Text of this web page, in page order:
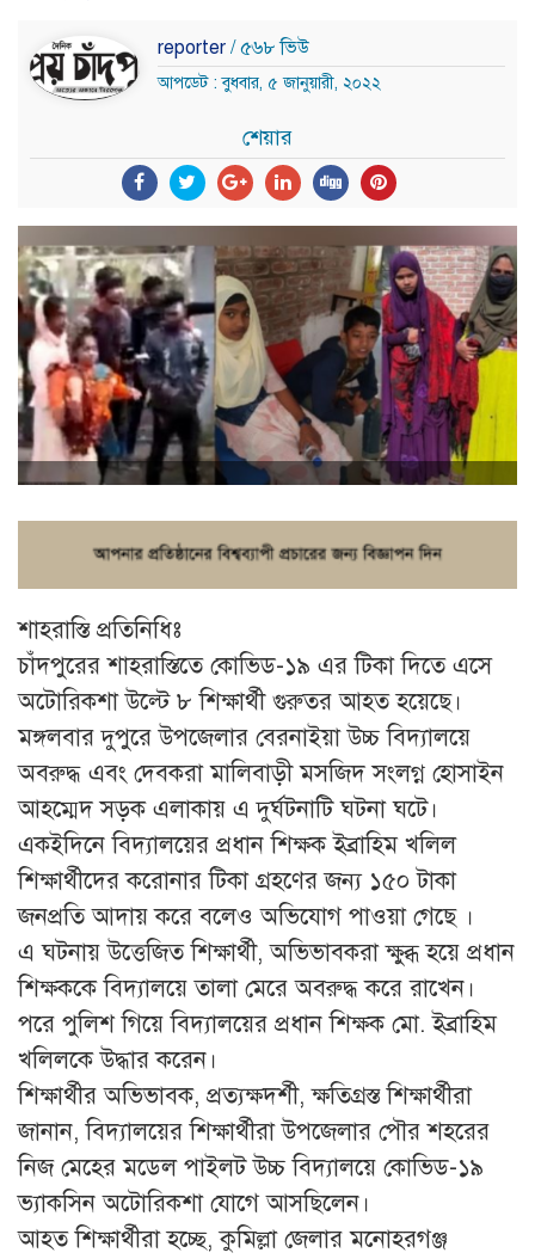
reporter / ৫৬৮ ভিউ
আপডেট : বুধবার, ৫ জানুয়ারী, ২০২২
শেয়ার
শাহরাস্তি প্রতিনিধিঃ
চাঁদপুরের শাহরাস্তিতে কোভিড-১৯ এর টিকা দিতে এসে
অটোরিকশা উল্টে ৮ শিক্ষার্থী গুরুতর আহত হয়েছে।
মঙ্গলবার দুপুরে উপজেলার বেরনাইয়া উচ্চ বিদ্যালয়ে
অবরুদ্ধ এবং দেবকরা মালিবাড়ী মসজিদ সংলগ্ন হোসাইন
আহম্মেদ সড়ক এলাকায় এ দুর্ঘটনাটি ঘটনা ঘটে।
একইদিনে বিদ্যালয়ের প্রধান শিক্ষক ইব্রাহিম খলিল
শিক্ষার্থীদের করোনার টিকা গ্রহণের জন্য ১৫০ টাকা
জনপ্রতি আদায় করে বলেও অভিযোগ পাওয়া গেছে ।
এ ঘটনায় উত্তেজিত শিক্ষার্থী, অভিভাবকরা ক্ষুব্ধ হয়ে প্রধান
শিক্ষককে বিদ্যালয়ে তালা মেরে অবরুদ্ধ করে রাখেন।
পরে পুলিশ গিয়ে বিদ্যালয়ের প্রধান শিক্ষক মো. ইব্রাহিম
খলিলকে উদ্ধার করেন।
শিক্ষার্থীর অভিভাবক, প্রত্যক্ষদর্শী, ক্ষতিগ্রস্ত শিক্ষার্থীরা
জানান, বিদ্যালয়ের শিক্ষার্থীরা উপজেলার পৌর শহরের
নিজ মেহের মডেল পাইলট উচ্চ বিদ্যালয়ে কোভিড-১৯
ভ্যাকসিন অটোরিকশা যোগে আসছিলেন।
আহত শিক্ষার্থীরা হচ্ছে, কুমিল্লা জেলার মনোহরগঞ্জ